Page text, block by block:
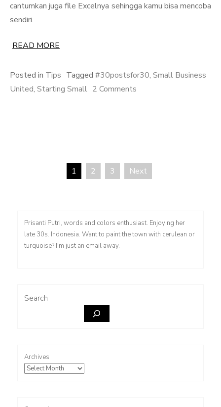
cantumkan juga file Excelnya sehingga kamu bisa mencoba
sendiri.
READ MORE
Posted in Tips Tagged #30postsfor30, Small Business
United, Starting Small 2 Comments
101
1 2 3 Next
Prisanti Putri, words and colors enthusiast. Enjoying her
late 30s. Indonesia. Want to paint the town with cerulean or
turquoise? I'm just an email away.
Search
Archives